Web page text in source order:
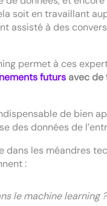
soit en travaillant
assisté à des
permet à ces
futurs avec
de bien
des données de
les méandres
:
le machine learning ?